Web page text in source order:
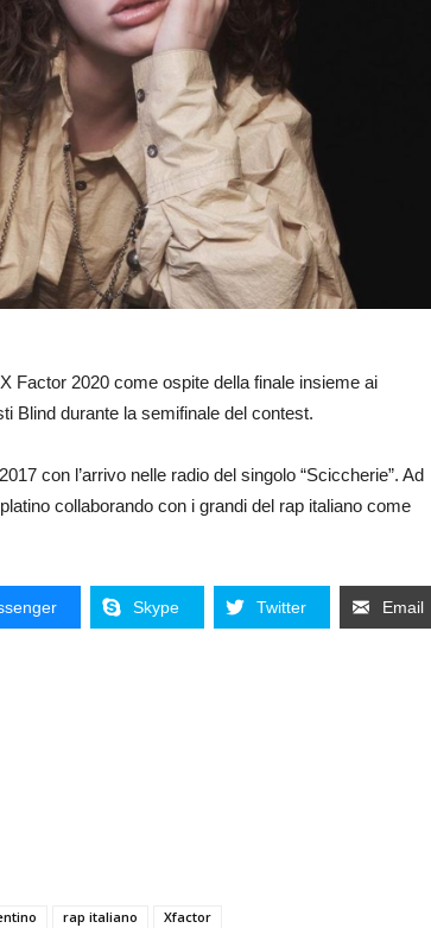
Factor 2020 come ospite della finale insieme ai
Blind durante la semifinale del contest.
con l’arrivo nelle radio del singolo “Sciccherie”. Ad
collaborando con i grandi del rap italiano come
Skype Twitter Email
rap italiano Xfactor